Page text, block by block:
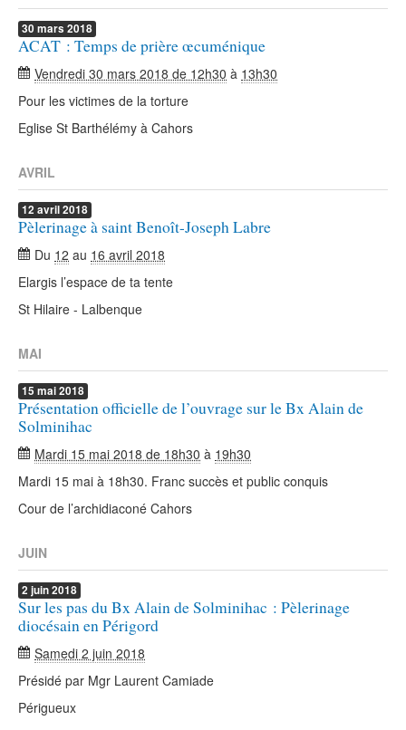
30 mars 2018
ACAT : Temps de prière œcuménique
Vendredi 30 mars 2018 de 12h30 à 13h30
Pour les victimes de la torture
Eglise St Barthélémy à Cahors
AVRIL
12 avril2018
Pèlerinage à saint Benoît-Joseph Labre
Du 12 au 16 avril 2018
Elargis l’espace de ta tente
St Hilaire - Lalbenque
MAI
15 mai2018
Présentation officielle de l’ouvrage sur le Bx Alain de
Solminihac
Mardi 15 mai 2018 de 18h30 à 19h30
Mardi 15 mai à 18h30. Franc succès et public conquis
Cour de l’archidiaconé Cahors
JUIN
2 juin2018
Sur les pas du Bx Alain de Solminihac : Pèlerinage
diocésain en Périgord
Samedi 2 juin 2018
Présidé par Mgr Laurent Camiade
Périgueux